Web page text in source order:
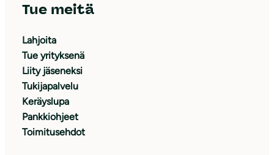
Tue meitä
Lahjoita
Tue yrityksenä
Liity jäseneksi
Tukijapalvelu
Keräyslupa
Pankkiohjeet
Toimitusehdot